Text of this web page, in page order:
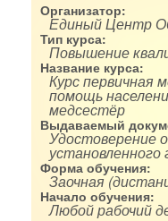
Организатор:
Единый Центр
Тип курса:
Повышение
Название курса:
Курс первичная
помощь
медсестёр
Выдаваемый
Удостоверение
установленного
Форма обучения:
Заочная
Начало обучения:
Любой рабочий